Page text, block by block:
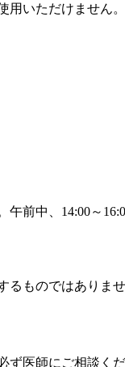
いただけません。
中、14:00～
るものではあり
医師にご相談く